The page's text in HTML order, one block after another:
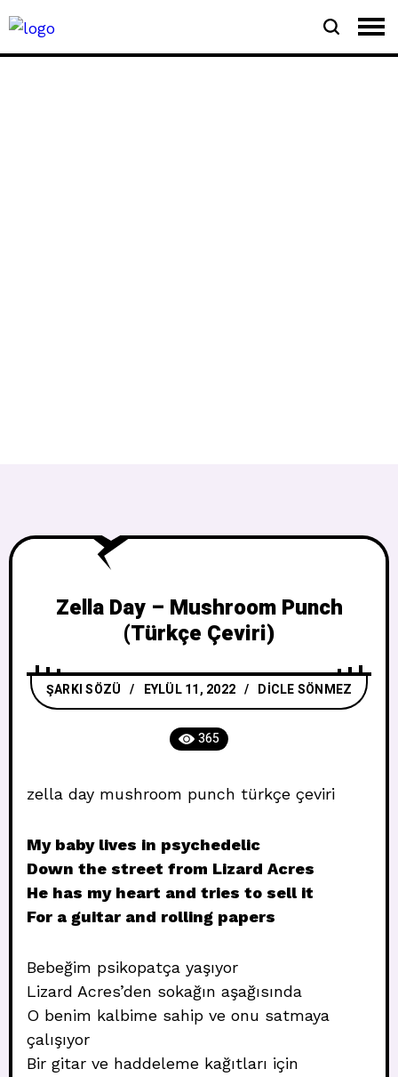
Zella Day – Mushroom Punch
(Türkçe Çeviri)
ŞARKI SÖZÜ EYLÜL 11, 2022 DICLE SÖNMEZ
365
zella day mushroom punch türkçe çeviri
My baby lives in psychedelic
Down the street from Lizard Acres
He has my heart and tries to sell it
For a guitar and rolling papers
Bebeğim psikopatça yaşıyor
Lizard Acres’den sokağın aşağısında
O benim kalbime sahip ve onu satmaya
çalışıyor
Bir gitar ve haddeleme kağıtları için